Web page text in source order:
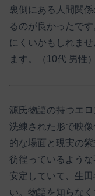
裏側にある人間関
るのが良かったで
にくいかもしれま
ます。（10代 男性）
源氏物語の持つエ
洗練された形で映
的な場面と現実の
彷徨っているよう
安定していて、生
い。物語を知らな